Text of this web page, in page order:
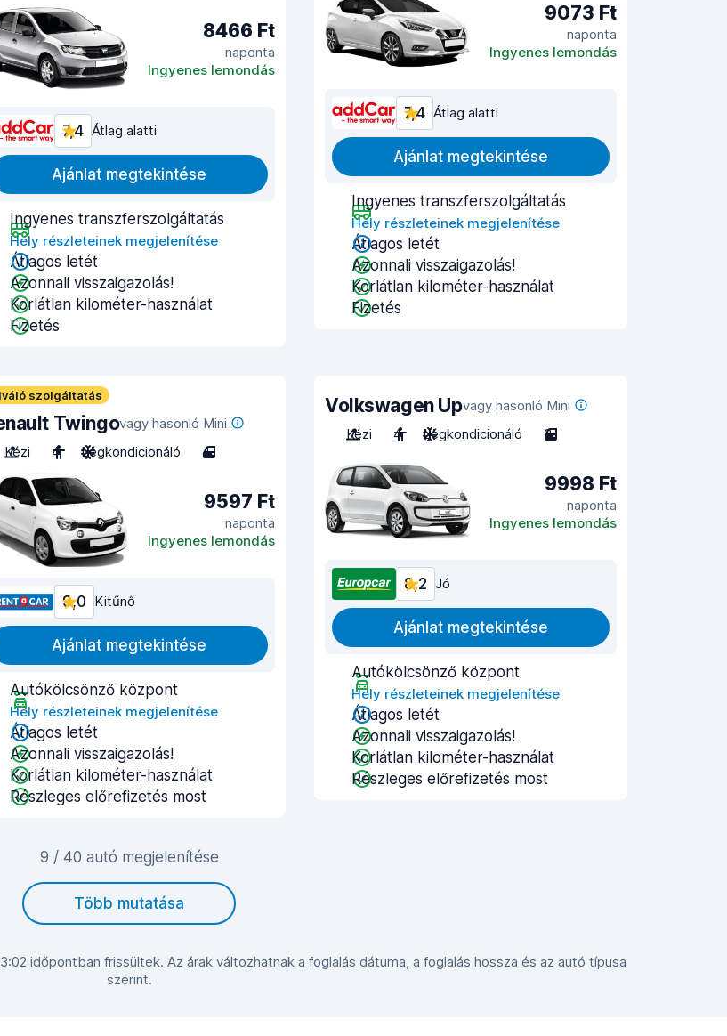
8466 Ft
naponta
Ingyenes lemondás
7,4 Átlag alatti
Ajánlat megtekintése
Ingyenes transzferszolgáltatás
Hely részleteinek megjelenítése
Átlagos letét
Azonnali visszaigazolás!
Korlátlan kilométer-használat
Fizetés
9073 Ft
naponta
Ingyenes lemondás
7,4 Átlag alatti
Ajánlat megtekintése
Ingyenes transzferszolgáltatás
Hely részleteinek megjelenítése
Átlagos letét
Azonnali visszaigazolás!
Korlátlan kilométer-használat
Fizetés
szolgáltatás
Twingovagy hasonló Mini
Kézi
4 Légkondicionáló 4
9597 Ft
naponta
Ingyenes lemondás
9,0 Kitűnő
Ajánlat megtekintése
Autókölcsönző központ
Hely részleteinek megjelenítése
Átlagos letét
Azonnali visszaigazolás!
Korlátlan kilométer-használat
Részleges előrefizetés most
Volkswagen Upvagy hasonló Mini
Kézi
4 Légkondicionáló 3
9998 Ft
naponta
Ingyenes lemondás
8,2 Jó
Ajánlat megtekintése
Autókölcsönző központ
Hely részleteinek megjelenítése
Átlagos letét
Azonnali visszaigazolás!
Korlátlan kilométer-használat
Részleges előrefizetés most
9 / 40 autó megjelenítése
Több mutatása
időpontban frissültek. Az árak változhatnak a foglalás dátuma, a foglalás hossza és az autó típusa
szerint.